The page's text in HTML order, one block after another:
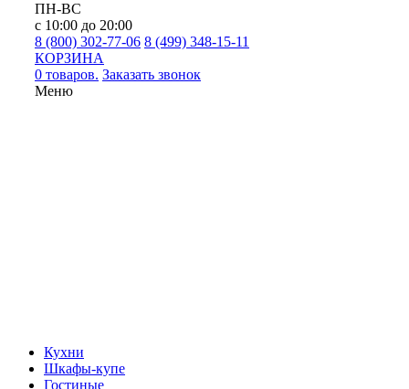
ПН-ВС
с 10:00 до 20:00
8 (800) 302-77-06 8 (499) 348-15-11
КОРЗИНА
0 товаров. Заказать звонок
Меню
Кухни
Шкафы-купе
Гостиные